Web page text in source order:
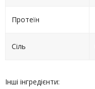
Протеїн
Сіль
Інші інгредієнти: